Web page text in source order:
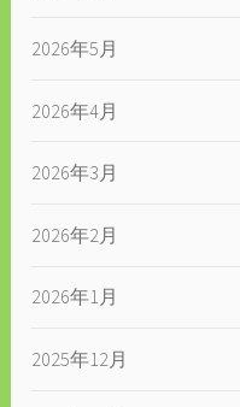
2026年5月
2026年4月
2026年3月
2026年2月
2026年1月
2025年12月